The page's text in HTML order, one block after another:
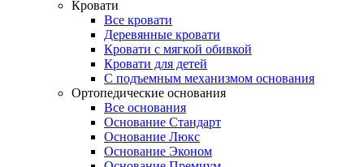
Кровати
Все кровати
Деревянные кровати
Кровати с мягкой обивкой
Кровати для детей
С подъемным механизмом основания
Ортопедические основания
Все основания
Основание Стандарт
Основание Люкс
Основание Эконом